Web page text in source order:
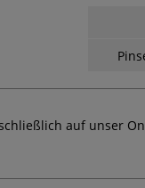
auf unser